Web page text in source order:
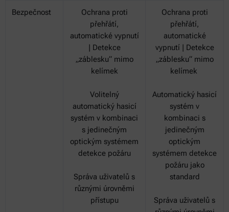
Bezpečnost
Ochrana proti
přehřátí,
automatické vypnutí
| Detekce
„záblesku“ mimo
kelímek
Volitelný
automatický hasicí
systém v kombinaci
s jedinečným
optickým systémem
detekce požáru
Správa uživatelů s
různými úrovněmi
přístupu
Ochrana proti
přehřátí,
automatické
vypnutí | Detekce
„záblesku“ mimo
kelímek
Automatický hasicí
systém v
kombinaci s
jedinečným
optickým
systémem detekce
požáru jako
standard
Správa uživatelů s